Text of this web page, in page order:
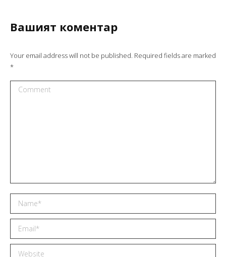
Вашият коментар
Your email address will not be published. Required fields are marked
*
Comment
Name *
Email *
Website